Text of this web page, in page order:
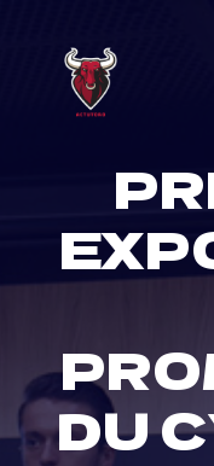
content
DU